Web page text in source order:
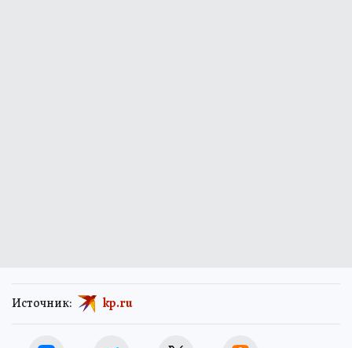
Источник: kp.ru